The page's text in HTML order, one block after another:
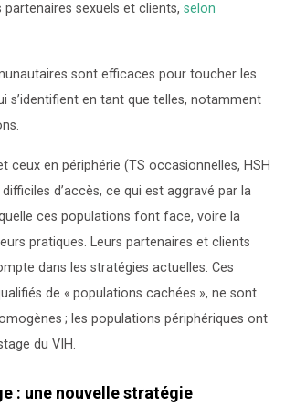
partenaires sexuels et clients, selon
sont efficaces pour toucher les
s’identifient en tant que telles, notamment
ceux en périphérie (TS occasionnelles, HSH
d’accès, ce qui est aggravé par la
ces populations font face, voire la
pratiques. Leurs partenaires et clients
dans les stratégies actuelles. Ces
de « populations cachées », ne sont
; les populations périphériques ont
du VIH.
: une nouvelle stratégie